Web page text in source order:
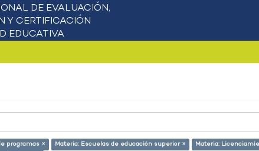
programas × Materia: Escuelas de educación superior ×
Materia: